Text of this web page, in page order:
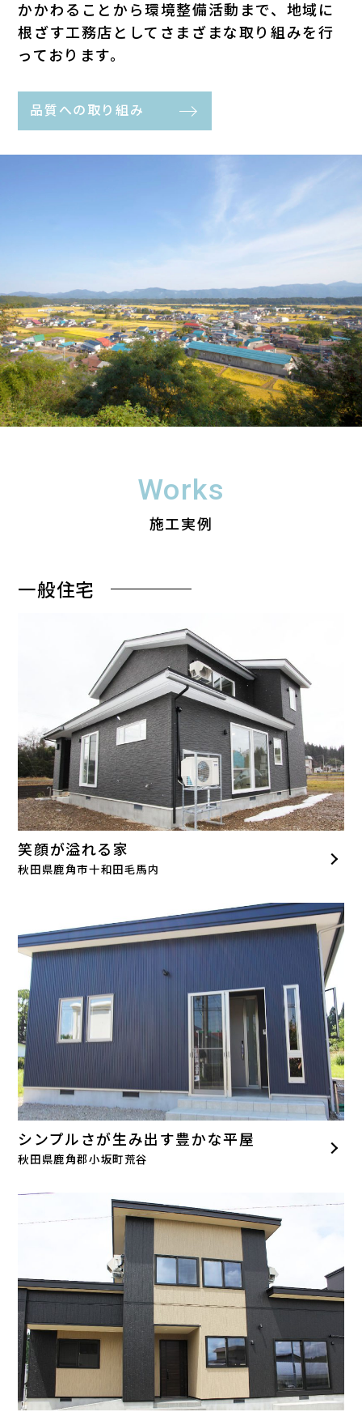
かかわることから環境整備活動まで、地域に
根ざす工務店としてさまざまな取り組みを行
っております。
品質への取り組み
Works
施工実例
一般住宅
笑顔が溢れる家
秋田県鹿角市十和田毛馬内
シンプルさが生み出す豊かな平屋
秋田県鹿角郡小坂町荒谷